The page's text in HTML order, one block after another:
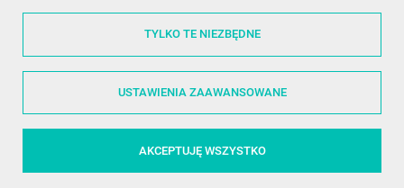
TYLKO TE NIEZBĘDNE
USTAWIENIA ZAAWANSOWANE
AKCEPTUJĘ WSZYSTKO
Made with❤in Poland